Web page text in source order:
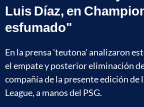
Luis Díaz, en
esfumado"
En la prensa 'teutona' analizaron
el empate y posterior eliminación
compañía de la presente edición de
League, a manos del PSG.